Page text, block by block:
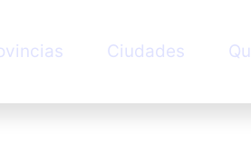
Ciudades